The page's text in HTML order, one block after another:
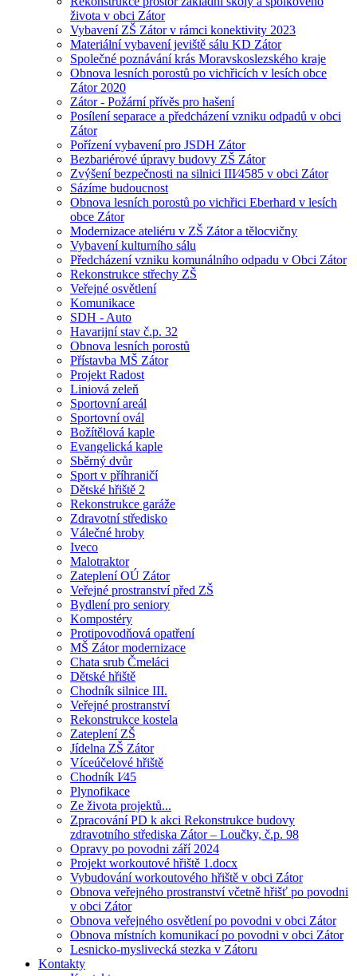
života v obci Zátor
Vybavení ZŠ Zátor v rámci konektivity 2023
Materiální vybavení jeviště sálu KD Zátor
Společné poznávání krás Moravskoslezského kraje
Obnova lesních porostů po vichřicích v lesích obce
Zátor 2020
Zátor - Požární přívěs pro hašení
Posílení separace a předcházení vzniku odpadů v obci
Zátor
Pořízení vybavení pro JSDH Zátor
Bezbariérové úpravy budovy ZŠ Zátor
Zvýšení bezpečnosti na silnici III⁄4585 v obci Zátor
Sázíme budoucnost
Obnova lesních porostů po vichřici Eberhard v lesích
obce Zátor
Modernizace ateliéru v ZŠ Zátor a tělocvičny
Vybavení kulturního sálu
Předcházení vzniku komunálního odpadu v Obci Zátor
Rekonstrukce střechy ZŠ
Veřejné osvětlení
Komunikace
SDH - Auto
Havarijní stav č.p. 32
Obnova lesních porostů
Přístavba MŠ Zátor
Projekt Radost
Liniová zeleň
Sportovní areál
Sportovní ovál
Božítělová kaple
Evangelická kaple
Sběrný dvůr
Sport v příhraničí
Dětské hřiště 2
Rekonstrukce garáže
Zdravotní středisko
Válečné hroby
Iveco
Malotraktor
Zateplení OÚ Zátor
Veřejné prostranství před ZŠ
Bydlení pro seniory
Kompostéry
Protipovodňová opatření
MŠ Zátor modernizace
Chata srub Čmeláci
Dětské hřiště
Chodník silnice III.
Veřejné prostranství
Rekonstrukce kostela
Zateplení ZŠ
Jídelna ZŠ Zátor
Víceúčelové hřiště
Chodník I⁄45
Plynofikace
Ze života projektů...
Zpracování PD k akci Rekonstrukce budovy
zdravotního střediska Zátor – Loučky, č.p. 98
Opravy po povodni září 2024
Projekt workoutové hřiště 1.docx
Vybudování workoutového hřiště v obci Zátor
Obnova veřejného prostranství včetně hřišť po povodni
v obci Zátor
Obnova veřejného osvětlení po povodni v obci Zátor
Obnova místních komunikací po povodni v obci Zátor
Lesnicko-myslivecká stezka v Zátoru
Kontakty